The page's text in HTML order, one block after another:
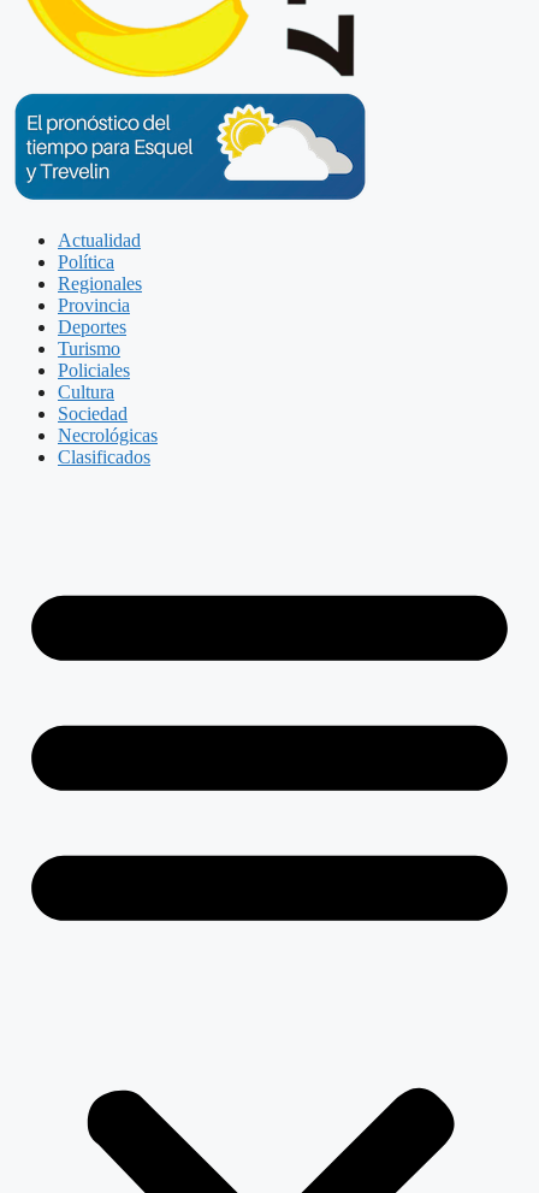
Actualidad
Política
Regionales
Provincia
Deportes
Turismo
Policiales
Cultura
Sociedad
Necrológicas
Clasificados